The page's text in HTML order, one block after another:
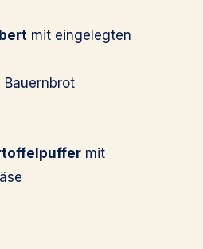
mit eingelegten
Bauernbrot
mit